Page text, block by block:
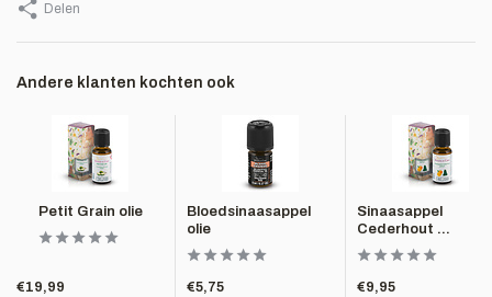
Delen
Andere klanten kochten ook
Petit Grain olie
€19,99
Bloedsinaasappel
olie
€5,75
Sinaasappel
Cederhout ...
€9,95